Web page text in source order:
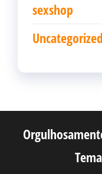
sexshop
Uncategorized